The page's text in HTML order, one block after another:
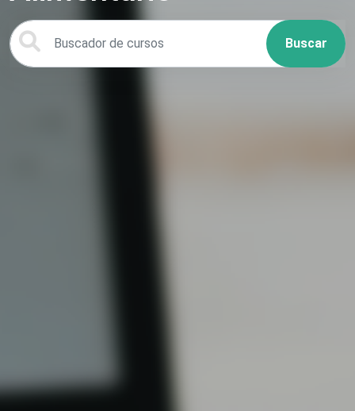
Buscar